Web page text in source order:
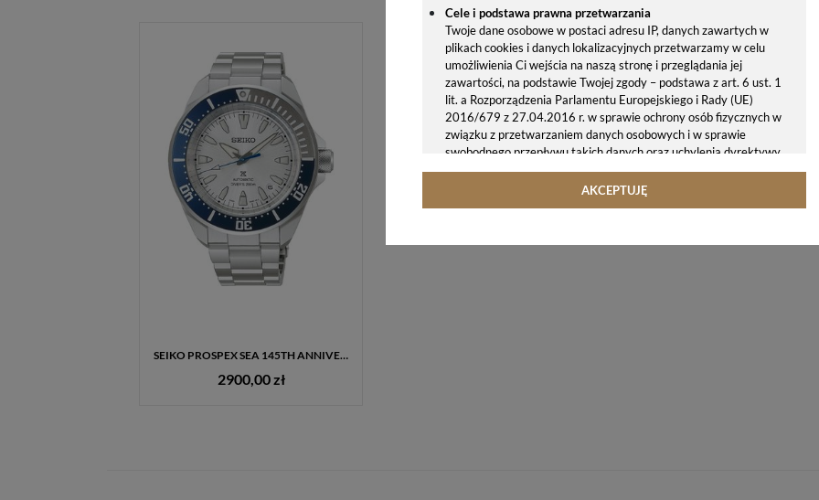
Cele i podstawa prawna przetwarzania
Twoje dane osobowe w postaci adresu IP, danych zawartych w
plikach cookies i danych lokalizacyjnych przetwarzamy w celu
umożliwienia Ci wejścia na naszą stronę i przeglądania jej
zawartości, na podstawie Twojej zgody – podstawa z art. 6 ust. 1
lit. a Rozporządzenia Parlamentu Europejskiego i Rady (UE)
2016/679 z 27.04.2016 r. w sprawie ochrony osób fizycznych w
związku z przetwarzaniem danych osobowych i w sprawie
swobodnego przepływu takich danych oraz uchylenia dyrektywy
95/46/WE (ogólne rozporządzenie o ochronie danych, tj. RODO).
Twoje dane osobowe możemy udostępniać hostingodawcy. Takie
zgodnie z naszymi poleceniami. Przekazujemy Twoje dane poza
AKCEPTUJĘ
SEIKO PROSPEX SEA 145TH ANNIVERSARY LIMITED EDITION HBB001K1 – MĘSKI ZEGAREK AUTOMATYCZNY DIVER SAMURAI
2900,00 zł